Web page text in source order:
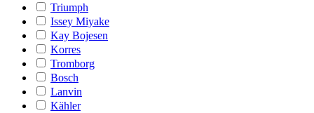
Triumph
Issey Miyake
Kay Bojesen
Korres
Tromborg
Bosch
Lanvin
Kähler